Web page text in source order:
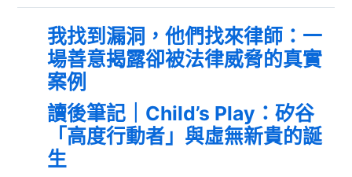
我找到漏洞，他們找來律師：一
場善意揭露卻被法律威脅的真實
案例
讀後筆記｜Child’s Play：矽谷
「高度行動者」與虛無新貴的誕
生